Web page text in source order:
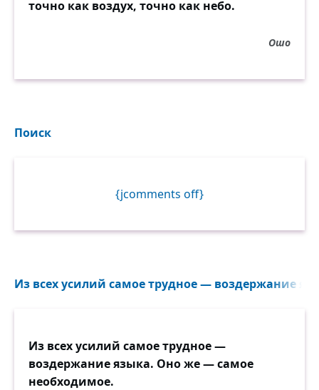
точно как воздух, точно как небо.
Ошо
Поиск
{jcomments off}
Из всех усилий самое трудное — воздержание
Из всех усилий самое трудное —
воздержание языка. Оно же — самое
необходимое.